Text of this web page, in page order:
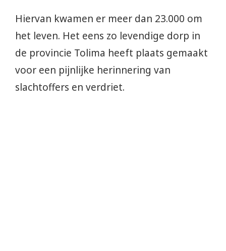
Hiervan kwamen er meer dan 23.000 om
het leven. Het eens zo levendige dorp in
de provincie Tolima heeft plaats gemaakt
voor een pijnlijke herinnering van
slachtoffers en verdriet.